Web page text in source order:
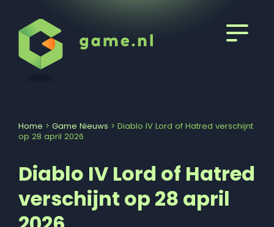
Home > Game Nieuws > Diablo IV Lord of Hatred verschijnt
op 28 april 2026
Diablo IV Lord of Hatred
verschijnt op 28 april